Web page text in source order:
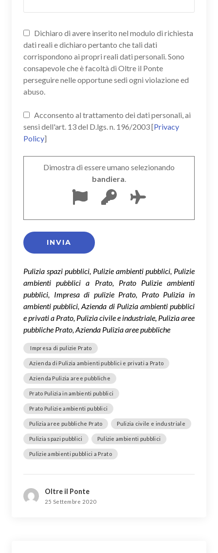
Dichiaro di avere inserito nel modulo di richiesta
dati reali e dichiaro pertanto che tali dati
corrispondono ai propri reali dati personali. Sono
consapevole che è facoltà di Oltre il Ponte
perseguire nelle opportune sedi ogni violazione ed
abuso.
Acconsento al trattamento dei dati personali, ai
sensi dell'art. 13 del D.lgs. n. 196/2003 [Privacy
Policy]
Dimostra di essere umano selezionando
bandiera.
Pulizia spazi pubblici, Pulizie ambienti pubblici, Pulizie
ambienti pubblici a Prato, Prato Pulizie ambienti
pubblici, Impresa di pulizie Prato, Prato Pulizia in
ambienti pubblici, Azienda di Pulizia ambienti pubblici
e privati a Prato, Pulizia civile e industriale, Pulizia aree
pubbliche Prato, Azienda Pulizia aree pubbliche
Impresa di pulizie Prato
Azienda di Pulizia ambienti pubblici e privati a Prato
Azienda Pulizia aree pubbliche
Prato Pulizia in ambienti pubblici
Prato Pulizie ambienti pubblici
Pulizia aree pubbliche Prato Pulizia civile e industriale
Pulizia spazi pubblici Pulizie ambienti pubblici
Pulizie ambienti pubblici a Prato
Oltre il Ponte
25 Settembre 2020